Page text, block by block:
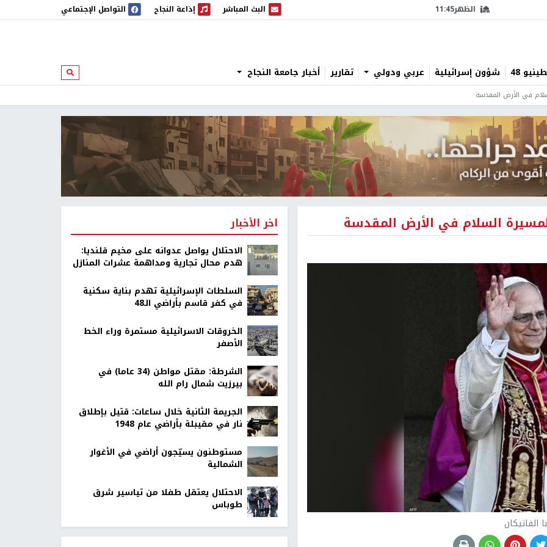
الظهر11:45 البث المباشر
البث المباشر إذاعة النجاح
إذاعة النجاح التواصل الإجتماعي
48 شؤون إسرائيلية عربي ودولي تقارير أخبار جامعة النجاح ابحث
في الأرض المقدسة
السلام في الأرض المقدسة
الفاتيكان
اخر الأخبار
الاحتلال يواصل عدوانه على مخيم قلنديا:
هدم محال تجارية ومداهمة عشرات المنازل
السلطات الإسرائيلية تهدم بناية سكنية
في كفر قاسم بأراضي الـ48
الخروقات الاسرائيلية مستمرة وراء الخط
الأصفر
الشرطة: مقتل مواطن (34 عاما) في
بيرزيت شمال رام الله
الجريمة الثانية خلال ساعات: قتيل بإطلاق
نار في مقيبلة بأراضي عام 1948
مستوطنون يسيّجون أراضي في الأغوار
الشمالية
الاحتلال يعتقل طفلا من تياسير شرق
طوباس